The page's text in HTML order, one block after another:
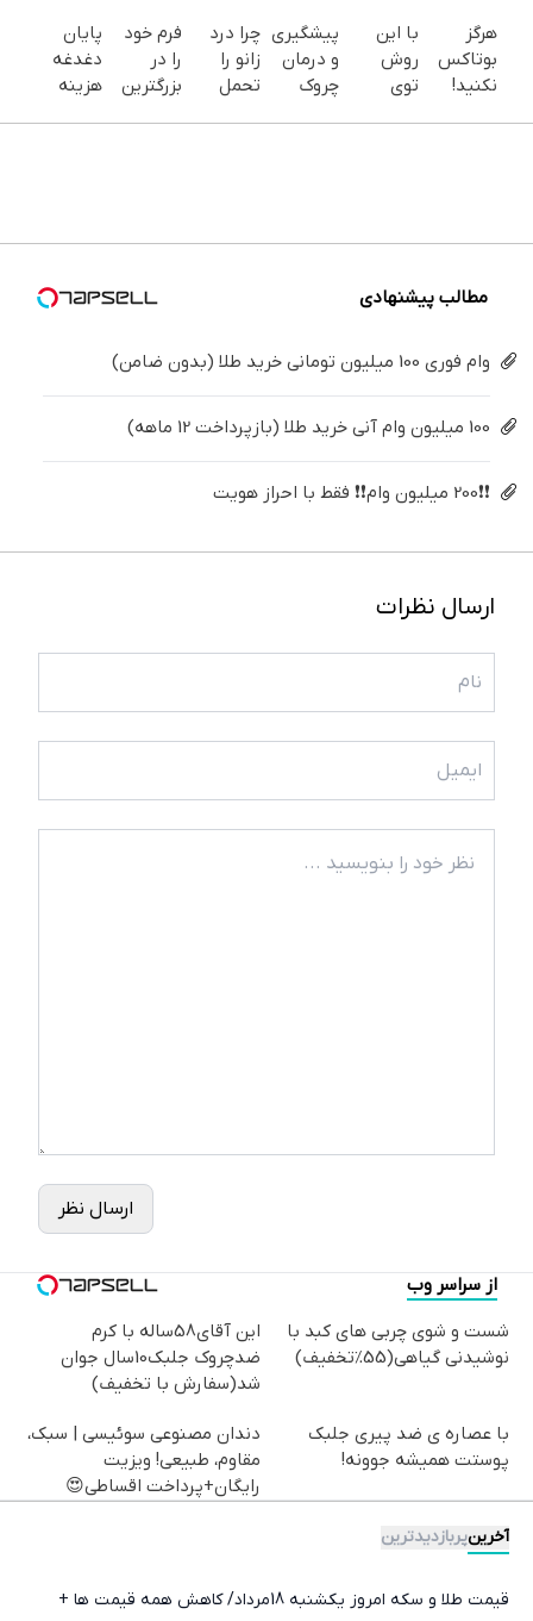
هرگز
بوتاکس
نکنید!
جوان می
با این
روش
توی
پیشگیری
و درمان
چروک
چرا درد
زانو را
تحمل
کن
فرم خود
را در
بزرگترین
میلیون
پایان
دغدغه
هزینه
کننده
مطالب پیشنهادی
وام فوری 100 میلیون تومانی خرید طلا (بدون ضامن)
100 میلیون وام آنی خرید طلا (بازپرداخت 12 ماهه)
❗❗200 میلیون وام❗❗ فقط با احراز هویت
ارسال نظرات
ارسال نظر
از سراسر وب
شست و شوی چربی های کبد با
نوشیدنی گیاهی(55%تخفیف)
این آقای58ساله با کرم
ضدچروک جلبک10سال جوان
شد(سفارش با تخفیف)
با عصاره ی ضد پیری جلبک
پوستت همیشه جوونه!
دندان مصنوعی سوئیسی | سبک،
مقاوم، طبیعی! ویزیت
رایگان+پرداخت اقساطی😍
آخرینپربازدیدترین
قیمت طلا و سکه امروز یکشنبه 18مرداد/ کاهش همه قیمت ها +